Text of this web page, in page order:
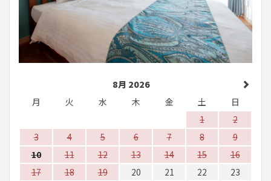
8月 2026
月
火 水 木 金 土
日
1
2
3
4 5 6 7 8
9
10
11 12 13 14 15
16
17
18 19 20 21 22
23